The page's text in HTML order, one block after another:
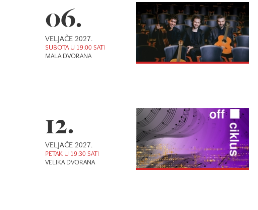
06.
VELJAČE 2027.
SUBOTA U 19:00 SATI
MALA DVORANA
12.
VELJAČE 2027.
PETAK U 19:30 SATI
VELIKA DVORANA